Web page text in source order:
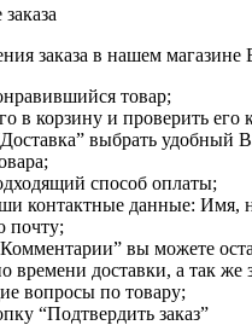
заказа в нашем магазине
товар;
в корзину и проверить его
выбрать удобный
способ оплаты;
контактные данные: Имя,
почту;
вы можете
времени доставки, а так же
вопросы по товару;
“Подтвердить заказ”